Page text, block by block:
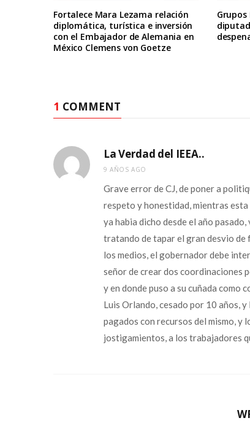
Fortalece Mara Lezama relación
diplomática, turística e inversión
con el Embajador de Alemania en
México Clemens von Goetze
1 COMMENT
La Verdad del IEEA..
9 AÑOS AGO
Grave error de CJ, de poner a
respeto y honestidad, mientras
ya habia dicho desde el año
tratando de tapar el gran desvio de
los medios, el gobernador debe
señor de crear dos coordinaciones
y en donde puso a su cuñada como
Luis Orlando, cesado por 10 años,
pagados con recursos del mismo, y
jostigamientos, a los trabajadores